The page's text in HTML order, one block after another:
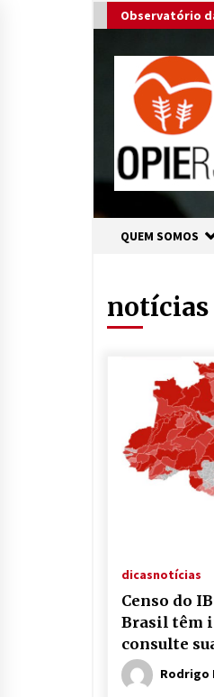
to
Observatório
QUEM SOMOS
notícias
dicasnotícias
Censo do
Brasil têm
consulte
Rodrigo